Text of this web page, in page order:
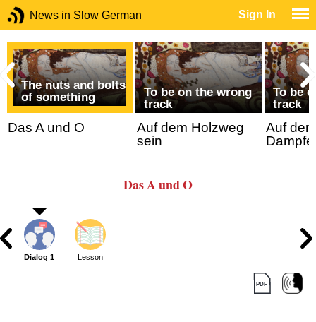
News in Slow German Sign In
The nuts and bolts
of something
Das A und O
To be on the wrong
track
Auf dem Holzweg
sein
To be
track
Auf
Das A und O
Dialog 1 Lesson